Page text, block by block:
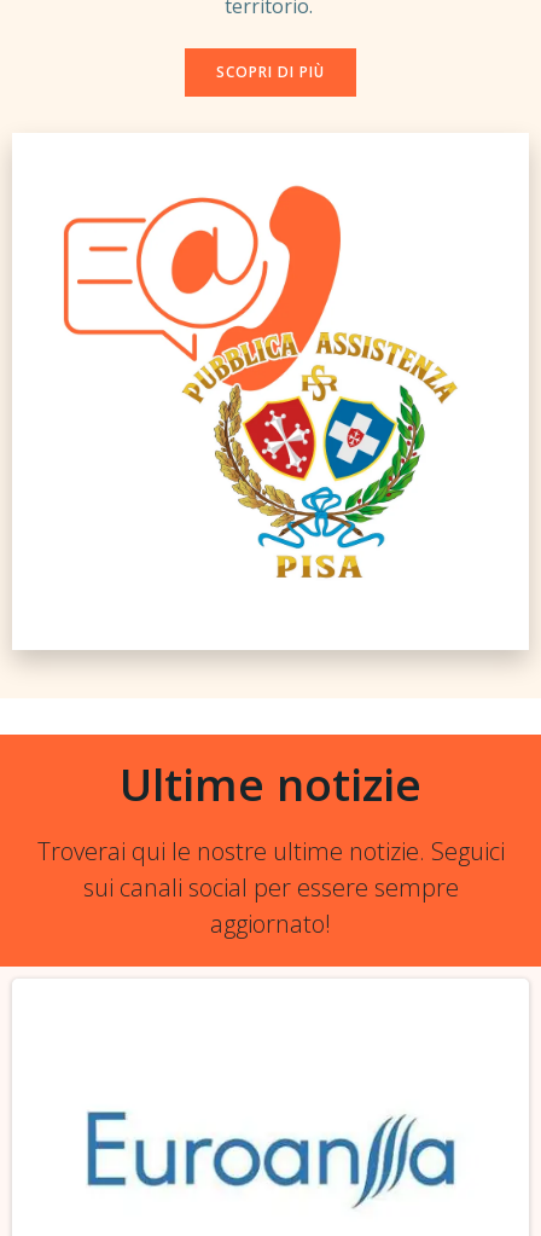
territorio.
SCOPRI DI PIÙ
Ultime notizie
Troverai qui le nostre ultime notizie. Seguici
sui canali social per essere sempre
aggiornato!